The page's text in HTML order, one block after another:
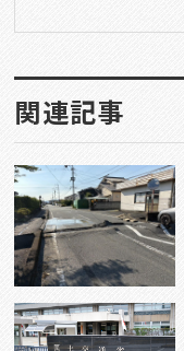
関連記事